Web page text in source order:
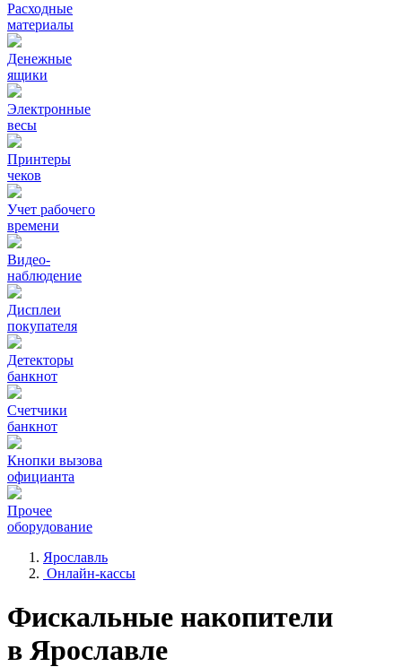
Расходные
материалы
Денежные
ящики
Электронные
весы
Принтеры
чеков
Учет рабочего
времени
Видео‑
наблюдение
Дисплеи
покупателя
Детекторы
банкнот
Счетчики
банкнот
Кнопки вызова
официанта
Прочее
оборудование
Ярославль
Онлайн-кассы
Фискальные накопители
в Ярославле